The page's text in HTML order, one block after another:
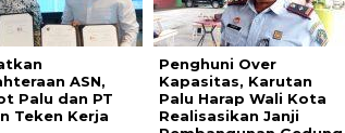
ASN,
Palu dan PT
Teken Kerja
Penghuni Over
Kapasitas, Karutan
Palu Harap Wali Kota
Realisasikan Janji